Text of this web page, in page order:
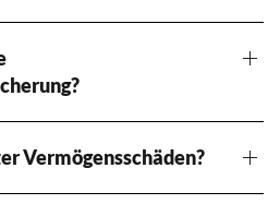
Vermögensschäden?